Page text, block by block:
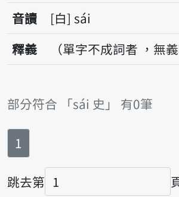
音讀
白 sái
釋義
（單字不成詞者 ，無義
部分符合 「sái 史」 有0筆
第
1
跳去第
頁碼